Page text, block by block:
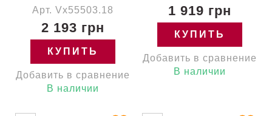
Арт. Vx55503.18
2 193 грн
КУПИТЬ
Добавить в сравнение
В наличии
1 919 грн
КУПИТЬ
Добавить в сравнение
В наличии